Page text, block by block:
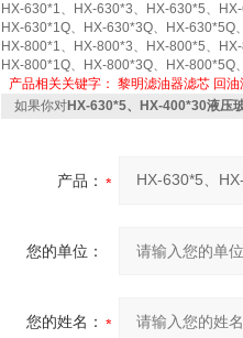
HX-630*1、HX-630*3、HX-630*5、
HX-630*1Q、HX-630*3Q、HX-
HX-800*1、HX-800*3、HX-800*5、
HX-800*1Q、HX-800*3Q、HX-
产品相关关键字： 黎明滤油器滤芯 回
如果你对HX-630*5、HX-400*30液压
产品：
您的单位：
您的姓名：